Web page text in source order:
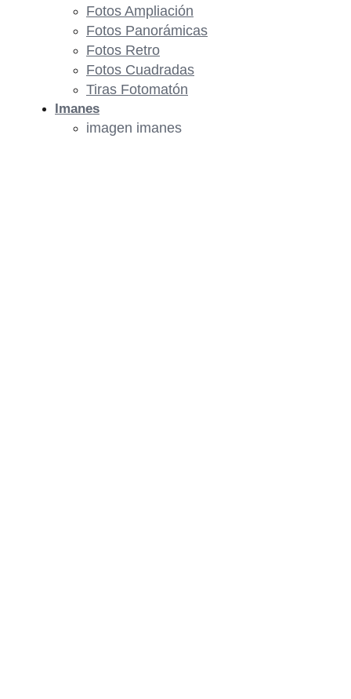
Fotos Ampliación
Fotos Panorámicas
Fotos Retro
Fotos Cuadradas
Tiras Fotomatón
Imanes
imagen imanes